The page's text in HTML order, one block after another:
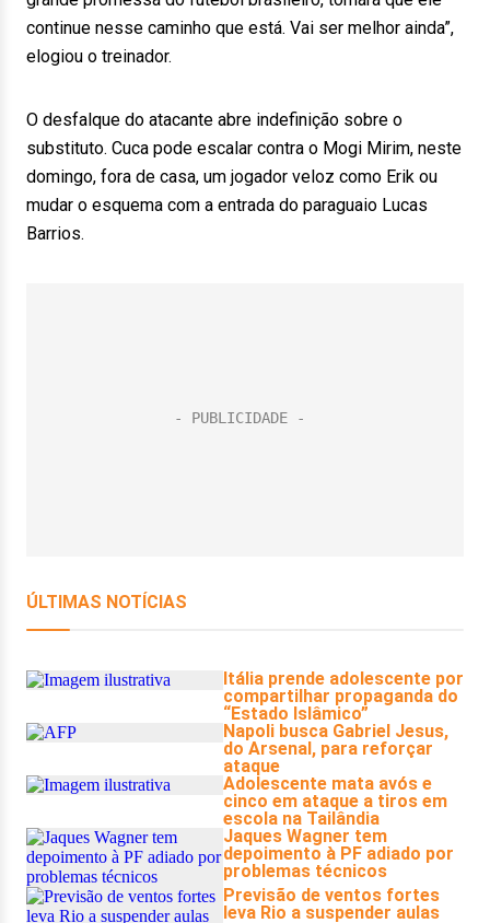
continue nesse caminho que está. Vai ser melhor ainda”,
elogiou o treinador.
O desfalque do atacante abre indefinição sobre o
substituto. Cuca pode escalar contra o Mogi Mirim, neste
domingo, fora de casa, um jogador veloz como Erik ou
mudar o esquema com a entrada do paraguaio Lucas
Barrios.